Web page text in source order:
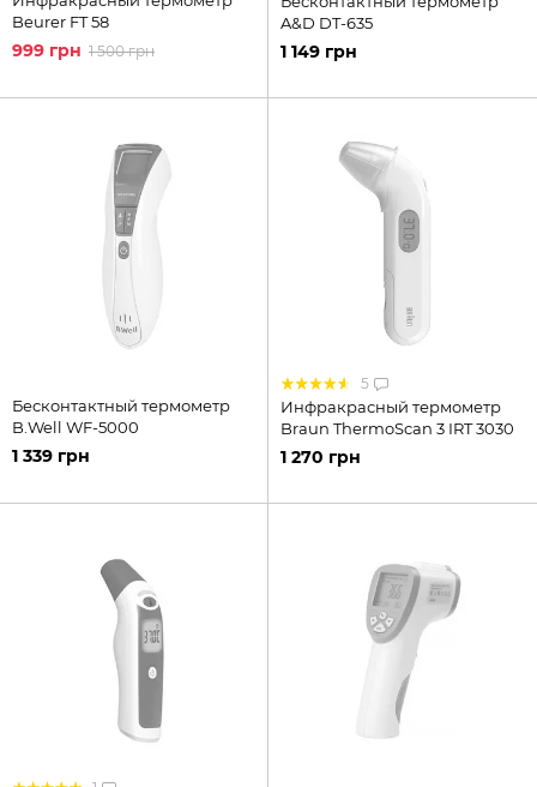
Beurer FT 58
999 грн 1 500 грн
A&D DT-635
1 149 грн
Бесконтактный термометр
B.Well WF-5000
1 339 грн
5
Инфракрасный термометр
Braun ThermoScan 3 IRT 3030
1 270 грн